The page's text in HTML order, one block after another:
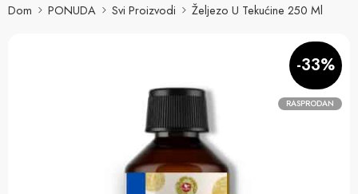
Dom PONUDA Svi Proizvodi Željezo U Tekućine 250 Ml
-33%
RASPRODAN